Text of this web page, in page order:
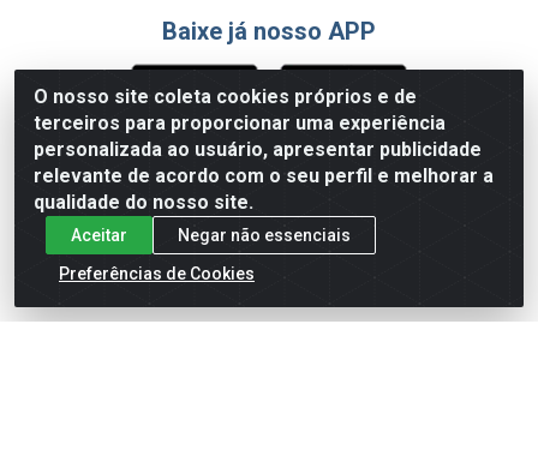
O nosso site coleta cookies próprios e de
terceiros para proporcionar uma experiência
personalizada ao usuário, apresentar publicidade
relevante de acordo com o seu perfil e melhorar a
qualidade do nosso site.
Aceitar
Negar não essenciais
Preferências de Cookies
Baixe já nosso APP
Formas de Pagamento